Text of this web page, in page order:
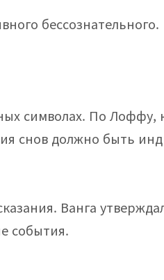
символах. По Лоффу,
снов должно быть
Ванга
события.